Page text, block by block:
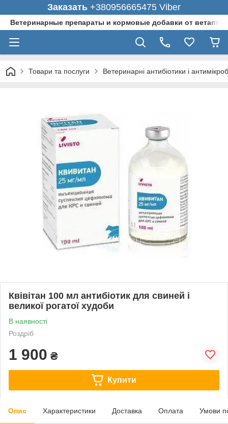
Заказать +380956665475 Viber
Ветеринарные препараты и кормовые добавки от
Товари та послуги Ветеринарні антибіотики і
Квівітан 100 мл антибіотик для свиней і
великої рогатої худоби
В наявності
Роздріб
1 900 ₴
Купити
Опис Характеристики Доставка Оплата Умови